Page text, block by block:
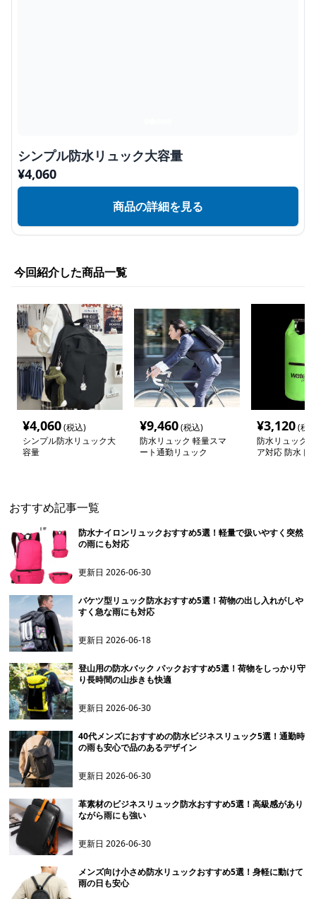
シンプル防水リュック大容量
¥4,060
商品の詳細を見る
今回紹介した商品一覧
¥4,060(税込)
シンプル防水リュック大
容量
¥9,460(税込)
防水リュック 軽量スマ
ート通勤リュック
¥3,120(税
防水リュック
ア対応 防水ド
おすすめ記事一覧
防水ナイロンリュックおすすめ5選！軽量で扱いやすく突然
の雨にも対応
更新日2026-06-30
バケツ型リュック防水おすすめ5選！荷物の出し入れがしや
すく急な雨にも対応
更新日2026-06-18
登山用の防水バック パックおすすめ5選！荷物をしっかり守
り長時間の山歩きも快適
更新日2026-06-30
40代メンズにおすすめの防水ビジネスリュック5選！通勤時
の雨も安心で品のあるデザイン
更新日2026-06-30
革素材のビジネスリュック防水おすすめ5選！高級感があり
ながら雨にも強い
更新日2026-06-30
メンズ向け小さめ防水リュックおすすめ5選！身軽に動けて
雨の日も安心